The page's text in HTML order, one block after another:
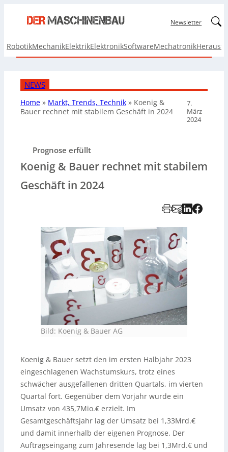
Newsletter
RobotikMechanikElektrikElektronikSoftwareMechatronik
NEWS
Home » Markt, Trends, Technik » Koenig &
Bauer rechnet mit stabilem Geschäft in 2024
7.
März
2024
Prognose erfüllt
Koenig & Bauer rechnet mit stabilem
Geschäft in 2024
Bild: Koenig & Bauer AG
Koenig & Bauer setzt den im ersten Halbjahr 2023
eingeschlagenen Wachstumskurs, trotz eines
schwächer ausgefallenen dritten Quartals, im vierten
Quartal fort. Gegenüber dem Vorjahr wurde ein
Umsatz von 435,7Mio.€ erzielt. Im
Gesamtgeschäftsjahr lag der Umsatz bei 1,33Mrd.€
und damit innerhalb der eigenen Prognose. Der
Auftragseingang zum Jahresende lag bei 1,3Mrd.€ und